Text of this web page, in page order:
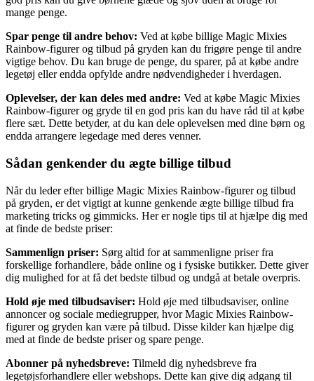
mange penge.
Spar penge til andre behov: Ved at købe billige Magic Mixies
Rainbow-figurer og tilbud på gryden kan du frigøre penge til andre
vigtige behov. Du kan bruge de penge, du sparer, på at købe andre
legetøj eller endda opfylde andre nødvendigheder i hverdagen.
Oplevelser, der kan deles med andre: Ved at købe Magic Mixies
Rainbow-figurer og gryde til en god pris kan du have råd til at købe
flere sæt. Dette betyder, at du kan dele oplevelsen med dine børn og
endda arrangere legedage med deres venner.
Sådan genkender du ægte billige tilbud
Når du leder efter billige Magic Mixies Rainbow-figurer og tilbud
på gryden, er det vigtigt at kunne genkende ægte billige tilbud fra
marketing tricks og gimmicks. Her er nogle tips til at hjælpe dig med
at finde de bedste priser:
Sammenlign priser: Sørg altid for at sammenligne priser fra
forskellige forhandlere, både online og i fysiske butikker. Dette giver
dig mulighed for at få det bedste tilbud og undgå at betale overpris.
Hold øje med tilbudsaviser: Hold øje med tilbudsaviser, online
annoncer og sociale mediegrupper, hvor Magic Mixies Rainbow-
figurer og gryden kan være på tilbud. Disse kilder kan hjælpe dig
med at finde de bedste priser og spare penge.
Abonner på nyhedsbreve: Tilmeld dig nyhedsbreve fra
legetøjsforhandlere eller webshops. Dette kan give dig adgang til